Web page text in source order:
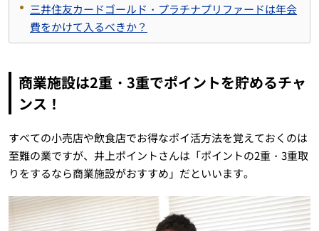
三井住友カードゴールド・プラチナプリファードは年会
費をかけて入るべきか？
商業施設は2重・3重でポイントを貯めるチャ
ンス！
すべての小売店や飲食店でお得なポイ活方法を覚えておくのは
至難の業ですが、井上ポイントさんは「ポイントの2重・3重取
りをするなら商業施設がおすすめ」だといいます。